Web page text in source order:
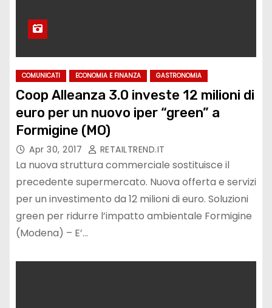
COMUNICATI ECONOMIA E FINANZA GASTRONOMIA
Coop Alleanza 3.0 investe 12 milioni di
euro per un nuovo iper “green” a
Formigine (MO)
Apr 30, 2017 RETAILTREND.IT
La nuova struttura commerciale sostituisce il
precedente supermercato. Nuova offerta e servizi
per un investimento da 12 milioni di euro. Soluzioni
green per ridurre l’impatto ambientale Formigine
(Modena) – E’…